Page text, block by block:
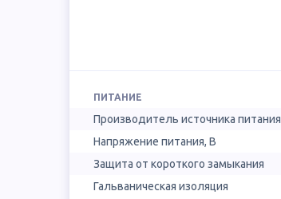
ПИТАНИЕ
Производитель источника питания
Напряжение питания, В
Защита от короткого замыкания
Гальваническая изоляция